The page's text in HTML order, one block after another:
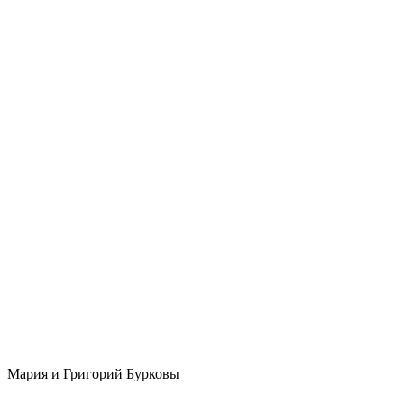
Мария и Григорий Бурковы